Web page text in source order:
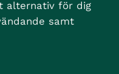
alternativ för dig
samt